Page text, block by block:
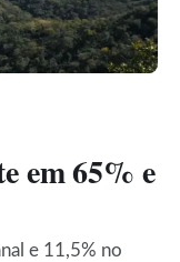
em 65% e
e 11,5% no